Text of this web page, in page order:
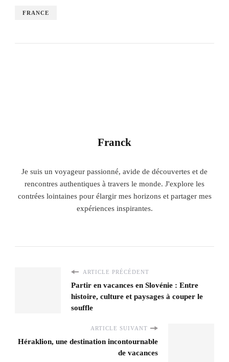
FRANCE
Franck
Je suis un voyageur passionné, avide de découvertes et de
rencontres authentiques à travers le monde. J'explore les
contrées lointaines pour élargir mes horizons et partager mes
expériences inspirantes.
ARTICLE PRÉCÉDENT
Partir en vacances en Slovénie : Entre
histoire, culture et paysages à couper le
souffle
ARTICLE SUIVANT
Héraklion, une destination incontournable
de vacances